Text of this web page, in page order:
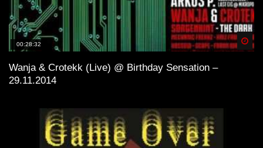
00:28:32
Wanja & Crotekk (Live) @ Birthday Sensation –
29.11.2014